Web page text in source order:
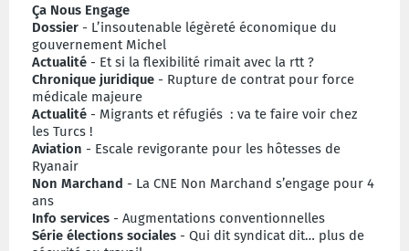
Ça Nous Engage
Dossier - L’insoutenable légèreté économique du
gouvernement Michel
Actualité - Et si la flexibilité rimait avec la rtt ?
Chronique juridique - Rupture de contrat pour force
médicale majeure
Actualité - Migrants et réfugiés : va te faire voir chez
les Turcs !
Aviation - Escale revigorante pour les hôtesses de
Ryanair
Non Marchand - La CNE Non Marchand s’engage pour 4
ans
Info services - Augmentations conventionnelles
Série élections sociales - Qui dit syndicat dit… plus de